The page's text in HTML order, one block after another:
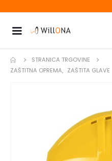
STRANICA TRGOVINE
ZAŠTITNA OPREMA, ZAŠTITA GLAVE